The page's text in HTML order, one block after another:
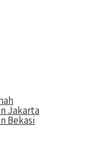
Jakarta
Bekasi